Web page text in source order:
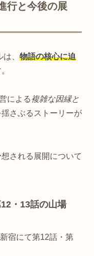
行と今後の展
、 物語の核心に迫
による複雑な因縁と
さぶるストーリーが
される展開について
・13話の山場
宿にて第12話・第